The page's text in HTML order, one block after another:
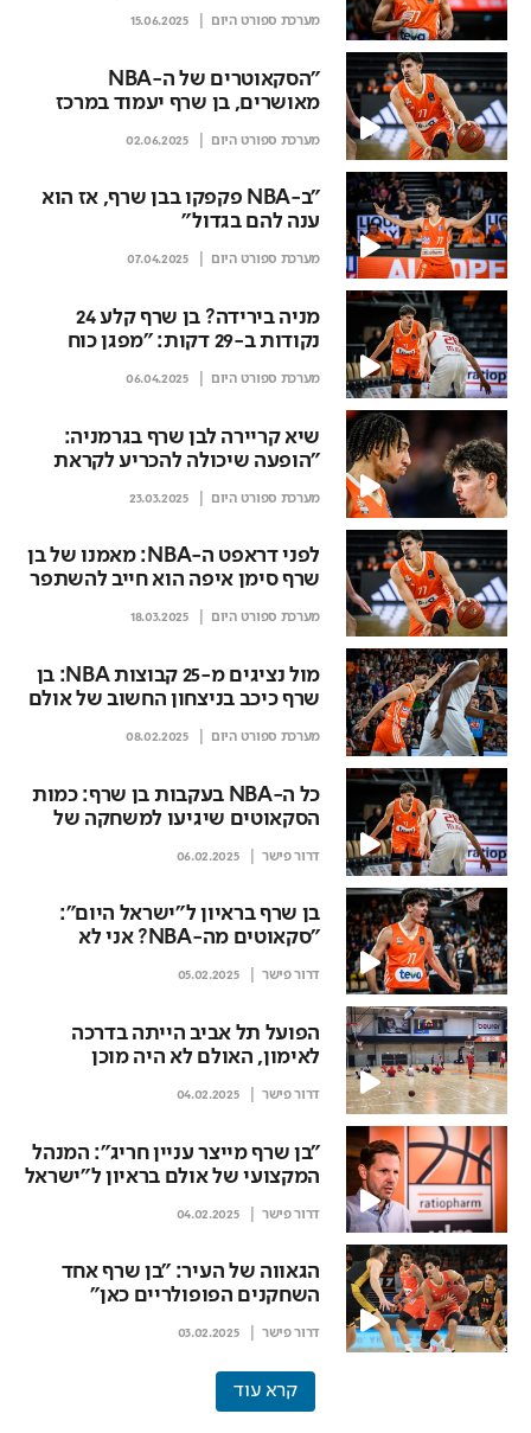
מערכת ספורט היום 15.06.2025
"הסקאוטרים של ה-NBA
מאושרים, בן שרף יעמוד במרכז
מערכת ספורט היום 02.06.2025
"ב-NBA פקפקו בבן שרף, אז הוא
ענה להם בגדול"
מערכת ספורט היום 07.04.2025
מניה בירידה? בן שרף קלע 24
נקודות ב-29 דקות: "מפגן כוח
מערכת ספורט היום 06.04.2025
שיא קריירה לבן שרף בגרמניה:
"הופעה שיכולה להכריע לקראת
מערכת ספורט היום 23.03.2025
לפני דראפט ה-NBA: מאמנו של בן
שרף סימן איפה הוא חייב להשתפר
מערכת ספורט היום 18.03.2025
מול נציגים מ-25 קבוצות NBA: בן
שרף כיכב בניצחון החשוב של אולם
מערכת ספורט היום 08.02.2025
כל ה-NBA בעקבות בן שרף: כמות
הסקאוטים שיגיעו למשחקה של
דרור פישר 06.02.2025
בן שרף בראיון ל"ישראל היום":
"סקאוטים מה-NBA? אני לא
דרור פישר 05.02.2025
הפועל תל אביב הייתה בדרכה
לאימון, האולם לא היה מוכן
דרור פישר 04.02.2025
"בן שרף מייצר עניין חריג": המנהל
המקצועי של אולם בראיון ל"ישראל
דרור פישר 04.02.2025
הגאווה של העיר: "בן שרף אחד
השחקנים הפופולריים כאן"
דרור פישר 03.02.2025
קרא עוד